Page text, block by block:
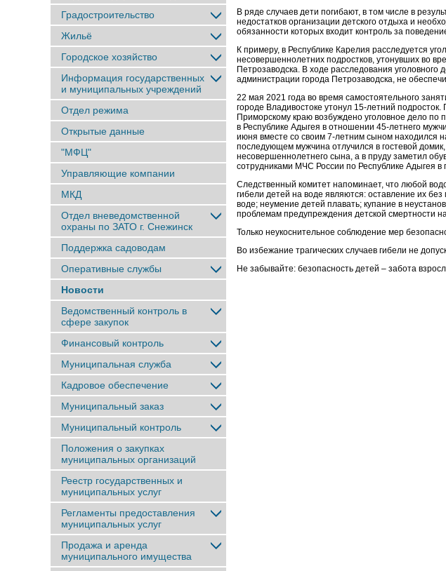
Градостроительство
Жильё
Городское хозяйство
Информация государственных
и муниципальных учреждений
Отдел режима
Открытые данные
"МФЦ"
Управляющие компании
МКД
Отдел вневедомственной
охраны по ЗАТО г. Снежинск
Поддержка садоводам
Оперативные службы
Новости
Ведомственный контроль в
сфере закупок
Финансовый контроль
Муниципальная служба
Кадровое обеспечение
Муниципальный заказ
Муниципальный контроль
Положения о закупках
муниципальных организаций
Реестр государственных и
муниципальных услуг
Регламенты предоставления
муниципальных услуг
Продажа и аренда
муниципального имущества
В ряде случаев дети погибают, в том числе в
недостатков организации детского отдыха и
обязанности которых входит контроль за
К примеру, в Республике Карелия расследуется
несовершеннолетних подростков, утонувших во
Петрозаводска. В ходе расследования
администрации города Петрозаводска, не
22 мая 2021 года во время самостоятельного
городе Владивостоке утонул 15-летний
Приморскому краю возбуждено уголовное дело по
в Республике Адыгея в отношении 45-летнего
июня вместе со своим 7-летним сыном находился
последующем мужчина отлучился в гостевой
несовершеннолетнего сына, а в пруду заметил
сотрудниками МЧС России по Республике Адыгея
Следственный комитет напоминает, что любой
гибели детей на воде являются: оставление их
воде; неумение детей плавать; купание в
проблемам предупреждения детской смертности
Только неукоснительное соблюдение мер
Во избежание трагических случаев гибели не
Не забывайте: безопасность детей – забота